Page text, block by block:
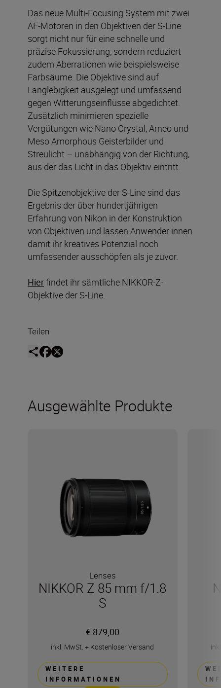
Das neue Multi-Focusing System mit zwei
AF-Motoren in den Objektiven der S-Line
sorgt nicht nur für eine schnelle und
präzise Fokussierung, sondern reduziert
zudem Aberrationen wie beispielsweise
Farbsäume. Die Objektive sind auf
Langlebigkeit ausgelegt und umfassend
gegen Witterungseinflüsse abgedichtet.
Zusätzlich minimieren spezielle
Vergütungen wie Nano Crystal, Arneo und
Meso Amorphous Geisterbilder und
Streulicht – unabhängig von der Richtung,
aus der das Licht in das Objektiv eintritt.
Die Spitzenobjektive der S-Line sind das
Ergebnis der über hundertjährigen
Erfahrung von Nikon in der Konstruktion
von Objektiven und lassen Anwender:innen
damit ihr kreatives Potenzial noch
umfassender ausschöpfen als je zuvor.
Hierfindet ihr sämtliche NIKKOR-Z-
Objektive der S-Line.
Teilen
Ausgewählte Produkte
Lenses
NIKKOR Z 85 mm f/1.8
S
€ 879,00
inkl. MwSt. + Kostenloser Versand
WEITERE
INFORMATIONEN